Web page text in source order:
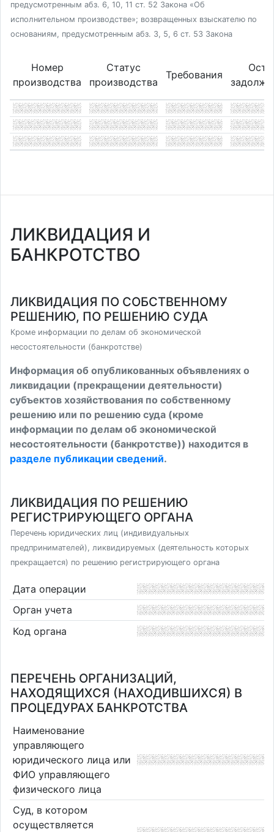
предусмотренным абз. 6, 10, 11 ст. 52 Закона «Об
исполнительном производстве»; возвращенных взыскателю по
основаниям, предусмотренным абз. 3, 5, 6 ст. 53 Закона
Номер
производства
Статус
производства
Требования
ЛИКВИДАЦИЯ И
БАНКРОТСТВО
ЛИКВИДАЦИЯ ПО СОБСТВЕННОМУ
РЕШЕНИЮ, ПО РЕШЕНИЮ СУДА
Кроме информации по делам об экономической
несостоятельности (банкротстве)
Информация об опубликованных объявлениях о
ликвидации (прекращении деятельности)
субъектов хозяйствования по собственному
решению или по решению суда (кроме
информации по делам об экономической
несостоятельности (банкротстве)) находится в
разделе публикации сведений.
ЛИКВИДАЦИЯ ПО РЕШЕНИЮ
РЕГИСТРИРУЮЩЕГО ОРГАНА
Перечень юридических лиц (индивидуальных
предпринимателей), ликвидируемых (деятельность которых
прекращается) по решению регистрирующего органа
Дата операции
Орган учета
Код органа
ПЕРЕЧЕНЬ ОРГАНИЗАЦИЙ,
НАХОДЯЩИХСЯ (НАХОДИВШИХСЯ) В
ПРОЦЕДУРАХ БАНКРОТСТВА
Наименование
управляющего
юридического лица или
ФИО управляющего
физического лица
Суд, в котором
осуществляется